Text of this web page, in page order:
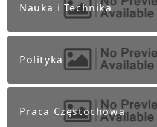
Nauka i Technika
Polityka
Praca Częstochowa